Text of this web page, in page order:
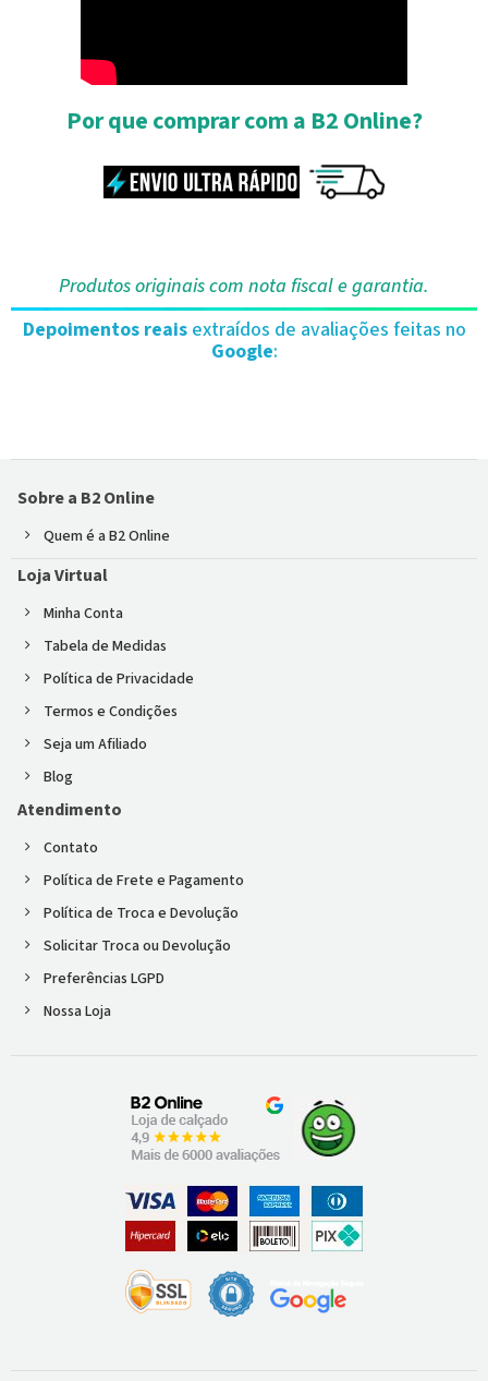
Por que comprar com a B2 Online?
Produtos originais com nota fiscal e garantia.
Depoimentos reaisextraídos de avaliações feitas no
Google:
Sobre a B2 Online
Quem é a B2 Online
Loja Virtual
Minha Conta
Tabela de Medidas
Política de Privacidade
Termos e Condições
Seja um Afiliado
Blog
Atendimento
Contato
Política de Frete e Pagamento
Política de Troca e Devolução
Solicitar Troca ou Devolução
Preferências LGPD
Nossa Loja